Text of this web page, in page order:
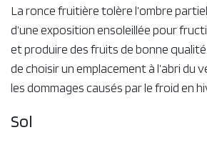
La ronce fruitière tolère l’ombre
d’une exposition ensoleillée pour
et produire des fruits de bonne
de choisir un emplacement à l’abri du
les dommages causés par le froid en
Sol